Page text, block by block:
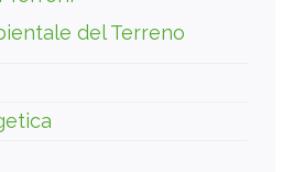
del Terreno